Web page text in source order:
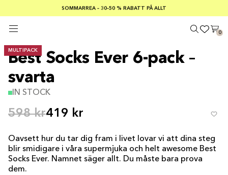
SOMMARREA – 30–50 % RABATT PÅ ALLT
FRI FRAKT PÅ KÖP ÖVER €100
Säker betalning med
0
MULTIPACK
Best Socks Ever 6-pack –
svarta
IN STOCK
598 kr419 kr
Oavsett hur du tar dig fram i livet lovar vi att dina steg
blir smidigare i våra supermjuka och helt awesome Best
Socks Ever. Namnet säger allt. Du måste bara prova
dem.